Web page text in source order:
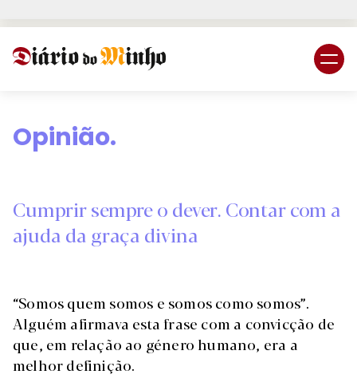
Opinião.
Cumprir sempre o dever. Contar com a
ajuda da graça divina
“Somos quem somos e somos como somos”.
Alguém afirmava esta frase com a convicção de
que, em relação ao género humano, era a
melhor definição.